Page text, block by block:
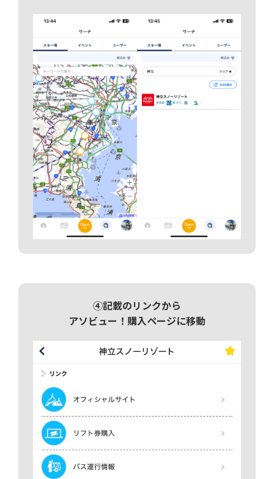
④記載のリンクから
アソビュー！購入ページに移動